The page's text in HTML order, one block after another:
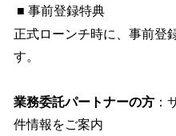
■ 事前登録特典
正式ローンチ時に、事前登
す。
業務委託パートナーの方 ：
件情報をご案内